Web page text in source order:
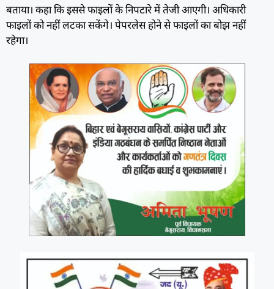
बताया। कहा कि इससे फाइलों के निपटारे में तेजी आएगी। अधिकारी
फाइलों को नहीं लटका सकेंगे। पेपरलेस होने से फाइलों का बोझ नहीं
रहेगा।